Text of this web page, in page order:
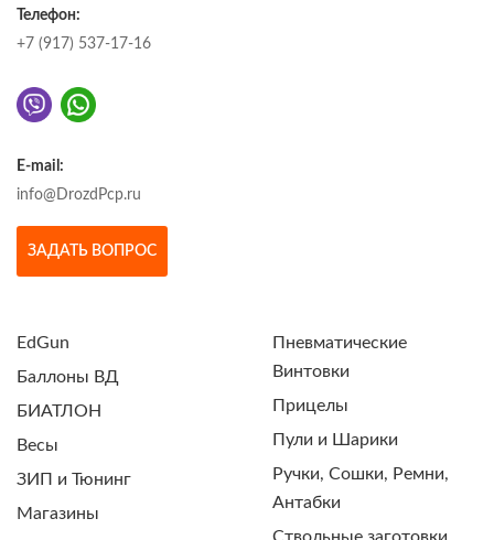
Телефон:
+7 (917) 537-17-16
E-mail:
info@DrozdPcp.ru
ЗАДАТЬ ВОПРОС
EdGun
Баллоны ВД
БИАТЛОН
Весы
ЗИП и Тюнинг
Магазины
Пневматические
Винтовки
Прицелы
Пули и Шарики
Ручки, Сошки, Ремни,
Антабки